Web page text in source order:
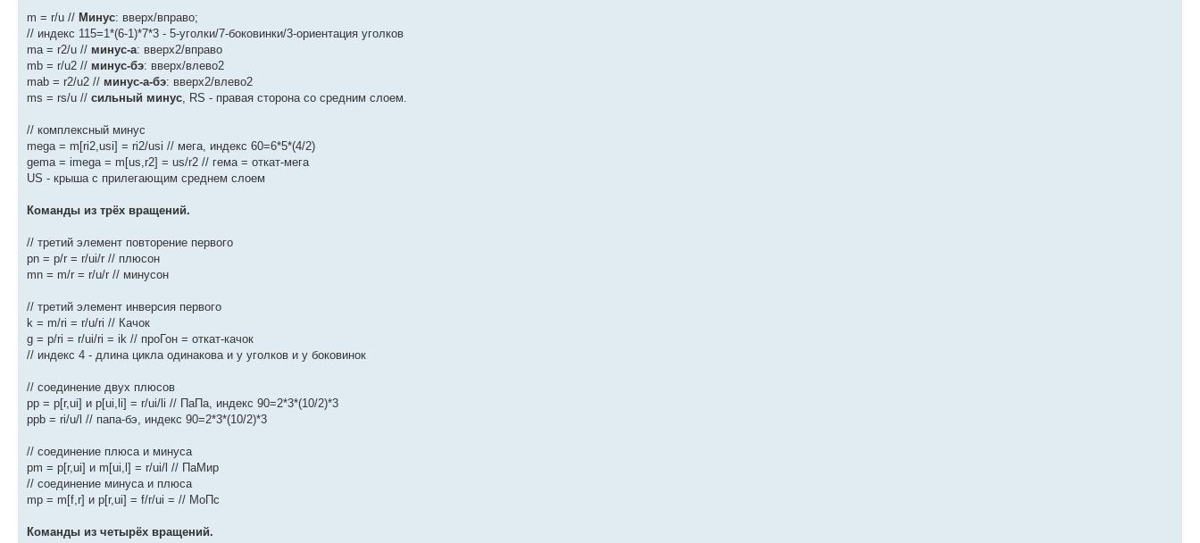
m = r/u // Минус: вверх/вправо;
// индекс 115=1*(6-1)*7*3 - 5-уголки/7-боковинки/3-ориентация уголков
ma = r2/u // минус-а: вверх2/вправо
mb = r/u2 // минус-бэ: вверх/влево2
mab = r2/u2 // минус-а-бэ: вверх2/влево2
ms = rs/u // сильный минус , RS - правая сторона со средним слоем.
// комплексный минус
mega = m[ri2,usi] = ri2/usi // мега, индекс 60=6*5*(4/2)
gema = imega = m[us,r2] = us/r2 // гема = откат-мега
US - крыша с прилегающим среднем слоем
Команды из трёх вращений.
// третий элемент повторение первого
pn = p/r = r/ui/r // плюсон
mn = m/r = r/u/r // минусон
// третий элемент инверсия первого
k = m/ri = r/u/ri // Качок
g = p/ri = r/ui/ri = ik // проГон = откат-качок
// индекс 4 - длина цикла одинакова и у уголков и у боковинок
// соединение двух плюсов
pp = p[r,ui] и p[ui,li] = r/ui/li // ПаПа, индекс 90=2*3*(10/2)*3
ppb = ri/u/l // папа-бэ, индекс 90=2*3*(10/2)*3
// соединение плюса и минуса
pm = p[r,ui] и m[ui,l] = r/ui/l // ПаМир
// соединение минуса и плюса
mp = m[f,r] и p[r,ui] = f/r/ui = // МоПс
Команды из четырёх вращений.